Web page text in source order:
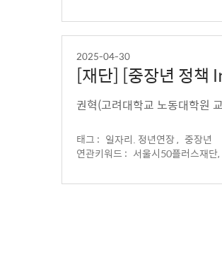
2025-04-30
[재단] [중장년 정책
의 한계와 개선 과제
태그 : 일자리. 정년연장 , 중장년
연관키워드 : 서울시50플러스재단,